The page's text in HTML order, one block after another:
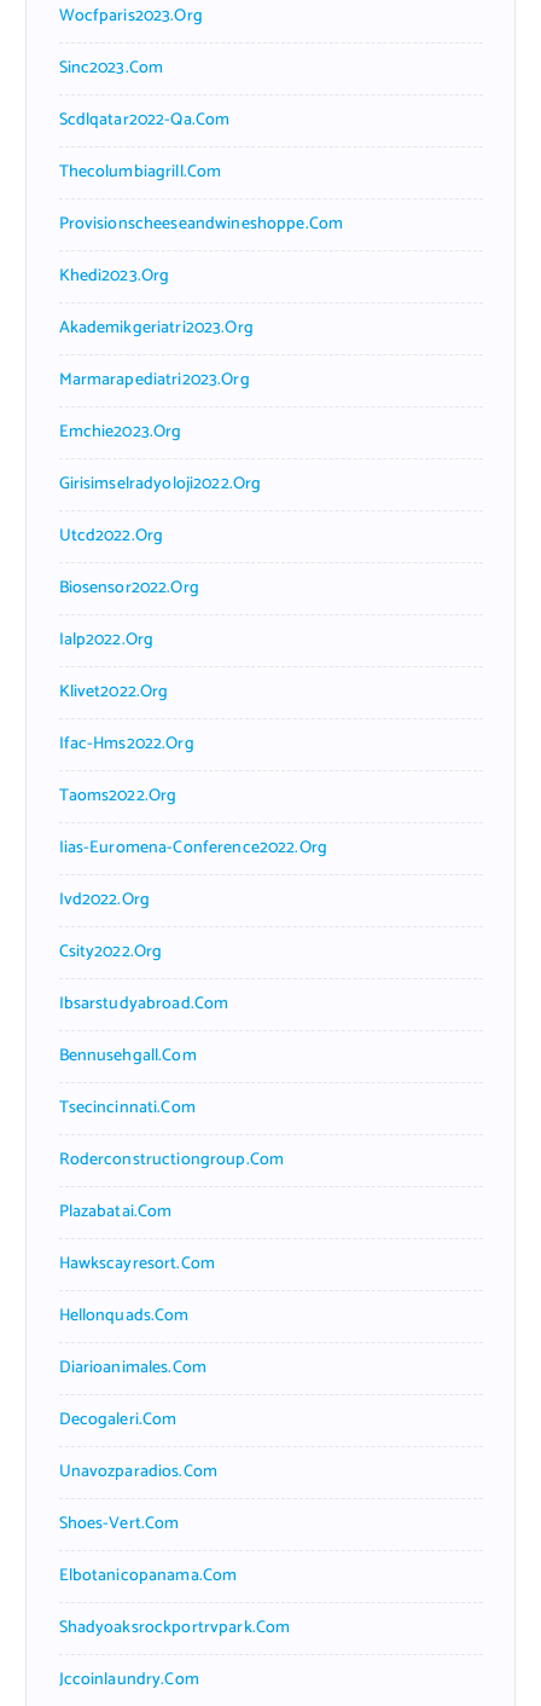
Wocfparis2023.org
Sinc2023.com
Scdlqatar2022-Qa.com
Thecolumbiagrill.com
Provisionscheeseandwineshoppe.com
Khedi2023.org
Akademikgeriatri2023.org
Marmarapediatri2023.org
Emchie2023.org
Girisimselradyoloji2022.org
Utcd2022.org
Biosensor2022.org
Ialp2022.org
Klivet2022.org
Ifac-Hms2022.org
Taoms2022.org
Iias-Euromena-Conference2022.org
Ivd2022.org
Csity2022.org
Ibsarstudyabroad.com
Bennusehgall.com
Tsecincinnati.com
Roderconstructiongroup.com
Plazabatai.com
Hawkscayresort.com
Hellonquads.com
Diarioanimales.com
Decogaleri.com
Unavozparadios.com
Shoes-Vert.com
Elbotanicopanama.com
Shadyoaksrockportrvpark.com
Jccoinlaundry.com